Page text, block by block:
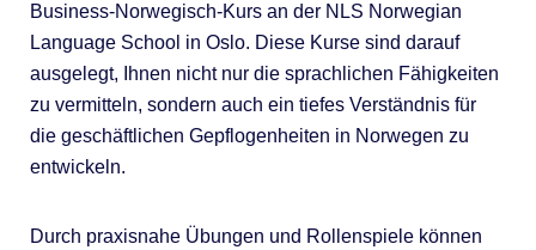
Business-Norwegisch-Kurs an der NLS Norwegian
Language School in Oslo. Diese Kurse sind darauf
ausgelegt, Ihnen nicht nur die sprachlichen Fähigkeiten
zu vermitteln, sondern auch ein tiefes Verständnis für
die geschäftlichen Gepflogenheiten in Norwegen zu
entwickeln.
Durch praxisnahe Übungen und Rollenspiele können